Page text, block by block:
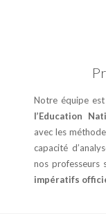
Notre équipe
l’Education
avec les
capacité
nos professeurs
impératifs